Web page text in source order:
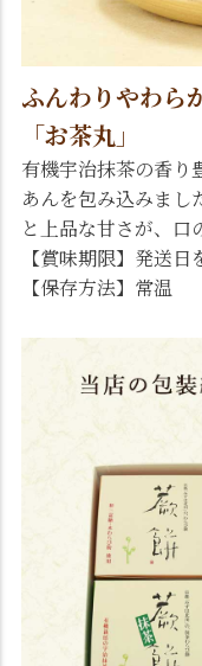
ふんわりやわら
「お茶丸」
有機宇治抹茶の香り
あんを包み込みまし
と上品な甘さが、口
【賞味期限】発送日
【保存方法】常温